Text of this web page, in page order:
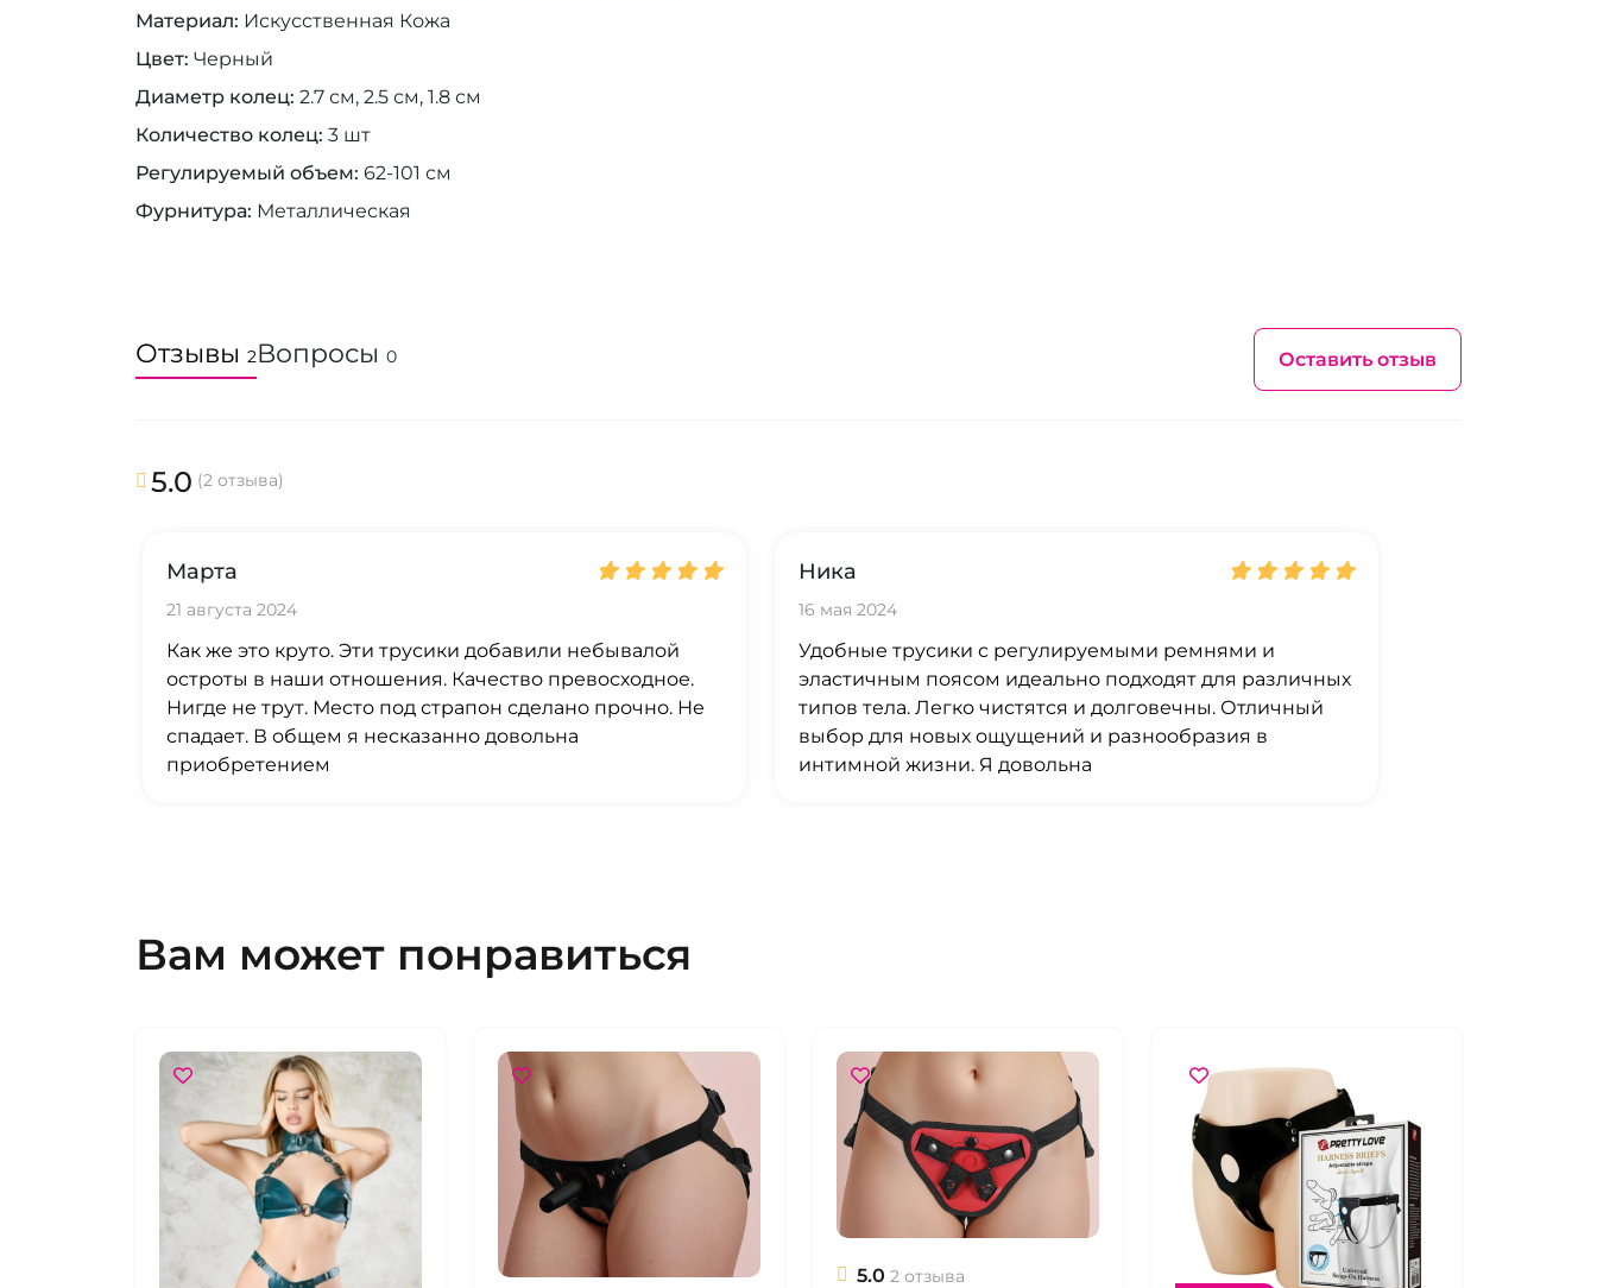
Материал Искусственная Кожа
Цвет Черный
Диаметр колец 2.7 см, 2.5 см, 1.8 см
Количество колец 3 шт
Регулируемый объем 62-101 см
Фурнитура Металлическая
Отзывы 2Вопросы 0 Оставить отзыв
5.0 (2 отзыва)
Марта
21 августа 2024
Как же это круто. Эти трусики добавили небывалой
остроты в наши отношения. Качество превосходное.
Нигде не трут. Место под страпон сделано прочно. Не
спадает. В общем я несказанно довольна
приобретением
Ника
16 мая 2024
Удобные трусики с регулируемыми ремнями и
эластичным поясом идеально подходят для различных
типов тела. Легко чистятся и долговечны. Отличный
выбор для новых ощущений и разнообразия в
интимной жизни. Я довольна
Вам может понравиться
5.0 2 отзыва